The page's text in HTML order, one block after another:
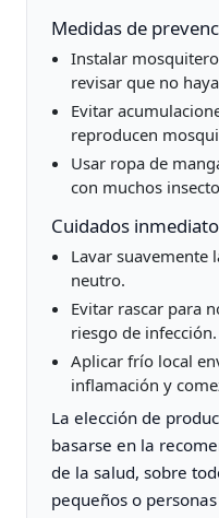
Medidas de
Instalar
revisar que no
Evitar
reproducen
Usar ropa de
con muchos
Cuidados
Lavar suavemente
neutro.
Evitar rascar para
riesgo de infección.
Aplicar frío local
inflamación y
La elección de
basarse en la
de la salud, sobre
pequeños o